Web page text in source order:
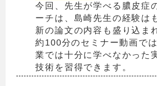
今回、先生が学べる膿皮症
ーチは、島崎先生の経験は
新の論文の内容も盛り込ま
約100分のセミナー動画で
業では十分に学べなかった
技術を習得できます。